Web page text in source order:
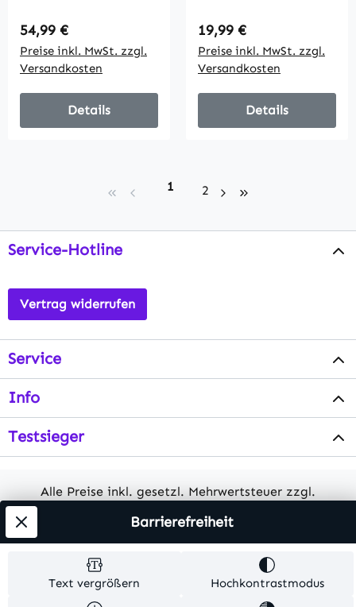
Paravent mit 12
Rollen Klappbar
Trennwand DIY
Dunkelgrau
Regulärer Preis:
54,99 €
Preise inkl. MwSt. zzgl.
Versandkosten
Details
Freistehender
Schirmständer mit
Haken und
Tropfschale, Platz
für 8 Schirme,
Schwarz
Regulärer Preis:
19,99 €
Preise inkl. MwSt. zzgl.
Versandkosten
Details
Seite
1 Seite
2
Service-Hotline
Vertrag widerrufen
Service
Info
Testsieger
Alle Preise inkl. gesetzl. Mehrwertsteuer zzgl.
Herstellerangaben und ohne Gewähr.
© 2026 MKV24 – Alle Rechte vorbehalten. Theme by
Text vergrößern Hochkontrastmodus
Barrierefreiheit